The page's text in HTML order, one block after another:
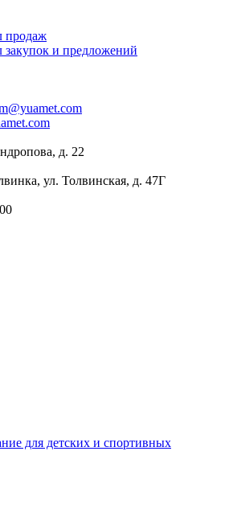
продаж
закупок и предложений
д. 22
ул. Толвинская, д. 47Г